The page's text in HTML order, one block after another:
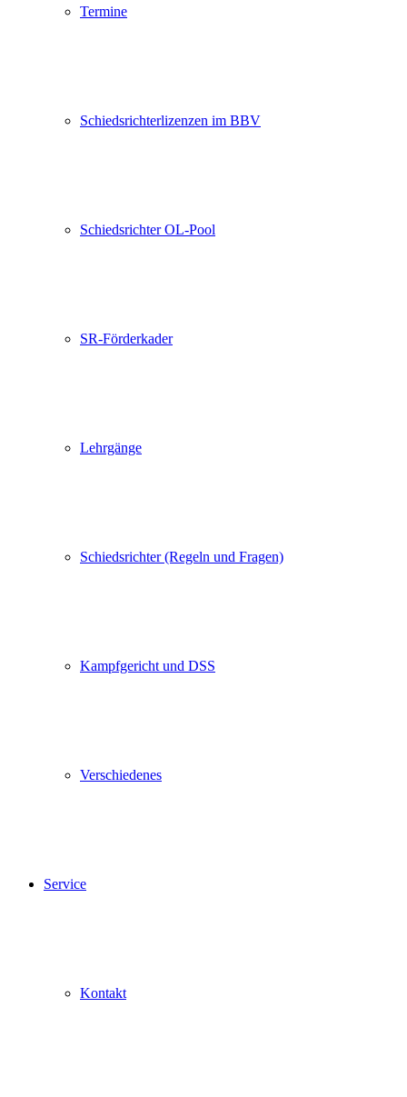
Termine
Schiedsrichterlizenzen im BBV
Schiedsrichter OL-Pool
SR-Förderkader
Lehrgänge
Schiedsrichter (Regeln und Fragen)
Kampfgericht und DSS
Verschiedenes
Service
Kontakt